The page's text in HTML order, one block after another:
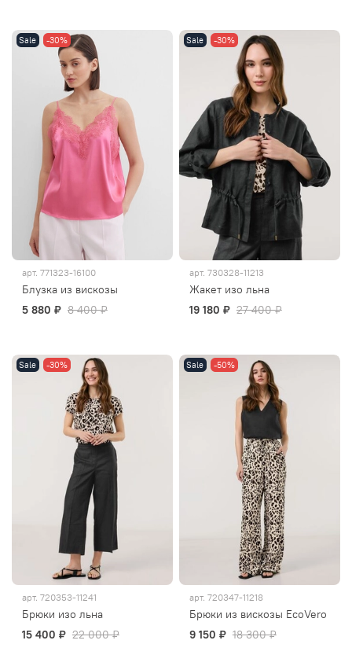
Sale -30%
арт. 771323-16100
Блузка из вискозы
5 880 ₽ 8 400 ₽
Sale -30%
арт. 730328-11213
Жакет изо льна
19 180 ₽ 27 400 ₽
Sale -30%
арт. 720353-11241
Брюки изо льна
15 400 ₽ 22 000 ₽
Sale -50%
арт. 720347-11218
Брюки из вискозы EcoVero
9 150 ₽ 18 300 ₽